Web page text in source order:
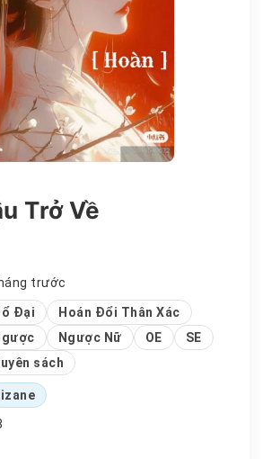
Trở Về
trước
Đại
Hoán Đổi Thân Xác
Ngược Nữ OE
SE
sách